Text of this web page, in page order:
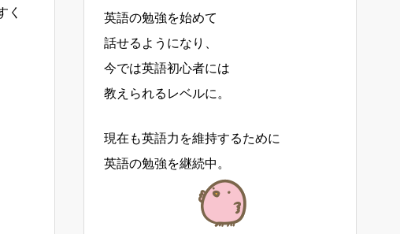
く
英語の勉強を始めて
話せるようになり、
今では英語初心者には
教えられるレベルに。
現在も英語力を維持するために
英語の勉強を継続中。